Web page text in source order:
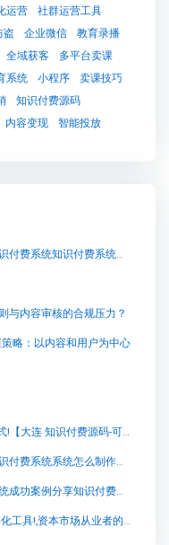
运营
社群运营工具
盗 企业微信
教育录播
全域获客
多平台卖课
系统 小程序
卖课技巧
知识付费源码
内容变现 智能投放
张家口在线知识付费系统【张家口在线知识付费系统知识付费系统系统怎么制作，知识付费系统搭建使用教程】
与内容审核的合规压力？
略：以内容和用户为中心
大连 知识付费源码-可直播,视频,图文等模式!【大连 知识付费源码-可直播,视频,图文等模式!知识付费系统系统怎么制作，知识付费系统搭建使用教程】
舟山知识付费系统【舟山知识付费系统知识付费系统系统怎么制作，知识付费系统搭建使用教程】
知识付费系统成功案例分享【知识付费系统成功案例分享知识付费系统系统怎么制作，知识付费系统搭建使用教程】
知识付费程序-知识产品与用户服务的数字化工具!,资本市场从业者的敲门砖——兔知云课堂，带你突破知识壁垒